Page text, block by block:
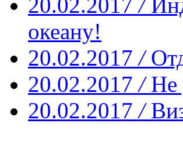
океану!
20.02.2017 /
20.02.2017 / Не
20.02.2017 /